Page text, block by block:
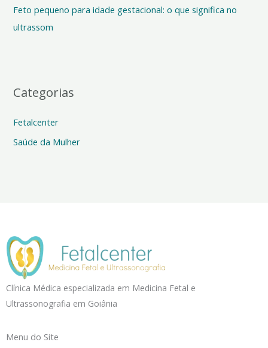
r
:
Feto pequeno para idade gestacional: o que significa no
ultrassom
Categorias
Fetalcenter
Saúde da Mulher
Clínica Médica especializada em Medicina Fetal e
Ultrassonografia em Goiânia
Menu do Site